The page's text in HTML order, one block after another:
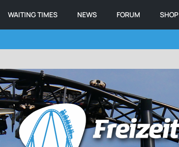
WAITING TIMES NEWS FORUM SHOP